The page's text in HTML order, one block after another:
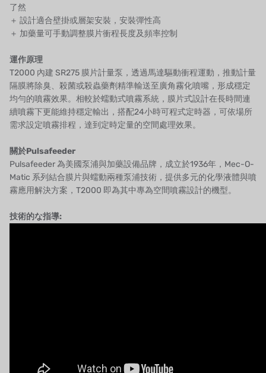
自我
レシップ
ATS
ジャコビ
ETATRON
ウェーブサイバー
了然
＋ 設計適合壁掛或層架安裝，安裝彈性高
＋ 加藥量可手動調整膜片衝程長度及頻率控制
運作原理
T2000 內建 SR275 膜片計量泵，透過馬達驅動衝程運動，推動計量
隔膜將除臭、殺菌或殺蟲藥劑精準輸送至廣角霧化噴嘴，形成穩定
均勻的噴霧效果。相較於蠕動式噴霧系統，膜片式設計在長時間連
續噴霧下更能維持穩定輸出，搭配24小時可程式定時器，可依場所
需求設定噴霧排程，達到定時定量的空間處理效果。
關於Pulsafeeder
Pulsafeeder 為美國泵浦與加藥設備品牌，成立於1936年，Mec-O-
Matic 系列結合膜片與蠕動兩種泵浦技術，提供多元的化學液體與噴
霧應用解決方案，T2000 即為其中專為空間噴霧設計的機型。
技術的な指導: